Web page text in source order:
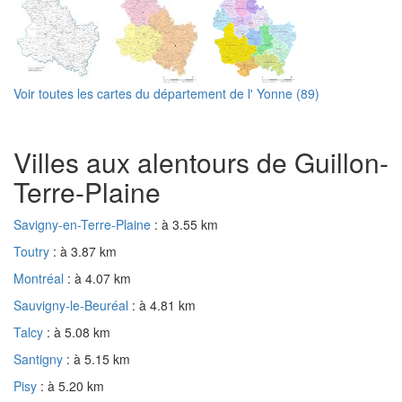
Voir toutes les cartes du département de l' Yonne (89)
Villes aux alentours de Guillon-
Terre-Plaine
Savigny-en-Terre-Plaine : à 3.55 km
Toutry : à 3.87 km
Montréal : à 4.07 km
Sauvigny-le-Beuréal : à 4.81 km
Talcy : à 5.08 km
Santigny : à 5.15 km
Pisy : à 5.20 km